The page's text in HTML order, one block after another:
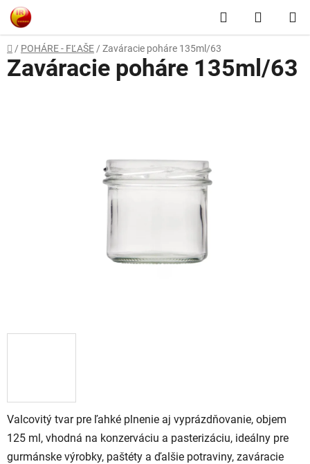
Prejsť
na
obsah
Hľadať
KOŠÍK
Domov
/ POHÁRE - FĽAŠE / Zaváracie poháre 135ml/63
Valcovitý tvar pre ľahké plnenie aj vyprázdňovanie, objem
125 ml, vhodná na konzerváciu a pasterizáciu, ideálny pre
gurmánske výrobky, paštéty a ďalšie potraviny, zaváracie
Zaváracie poháre 135ml/63